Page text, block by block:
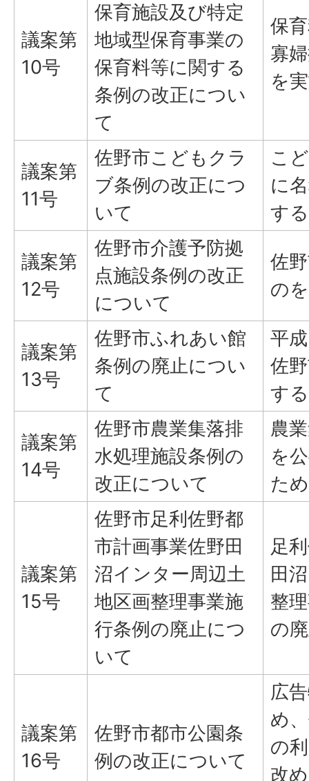
議案第
10号
保育施設及び特定
地域型保育事業の
保育料等に関する
条例の改正につい
て
保
寡
を
議案第
11号
佐野市こどもクラ
ブ条例の改正につ
いて
こ
に
す
議案第
12号
佐野市介護予防拠
点施設条例の改正
について
佐
の
議案第
13号
佐野市ふれあい館
条例の廃止につい
て
平
佐
す
議案第
14号
佐野市農業集落排
水処理施設条例の
改正について
農
を
た
議案第
15号
佐野市足利佐野都
市計画事業佐野田
沼インター周辺土
地区画整理事業施
行条例の廃止につ
いて
足
田
整
の
議案第
16号
佐野市都市公園条
例の改正について
広
め
の
改